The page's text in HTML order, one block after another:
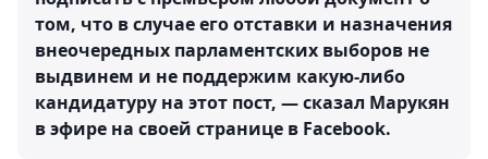
том, что в случае его отставки и назначения
внеочередных парламентских выборов не
выдвинем и не поддержим какую-либо
кандидатуру на этот пост, — сказал Марукян
в эфире на своей странице в Facebook.